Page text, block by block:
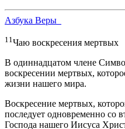
Азбука Веры
11 Чаю воскресения мертвых
В одиннадцатом члене
воскресении мертвых,
жизни нашего мира.
Воскресение мертвых,
последует одновременно со
Господа нашего Иисуса